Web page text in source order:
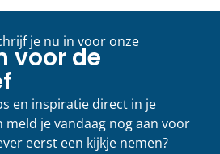
je nu in voor onze
voor de
en inspiratie direct in je
meld je vandaag nog aan voor
eerst een kijkje nemen?